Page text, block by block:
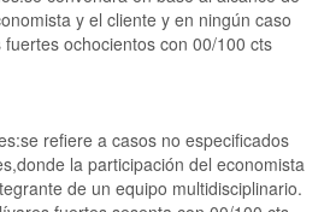
y el cliente y en ningún caso
ochocientos con 00/100 cts
refiere a casos no especificados
la participación del economista
de un equipo multidisciplinario.